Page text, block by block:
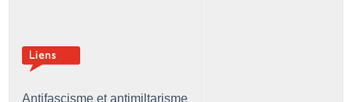
Antifascisme et antimiltarisme